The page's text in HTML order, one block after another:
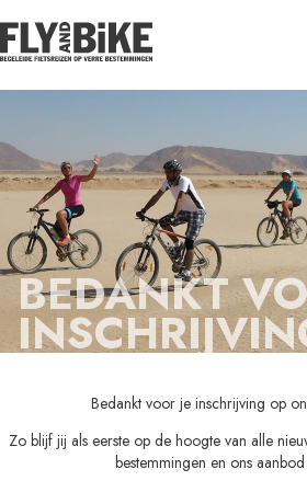
BEDANKT
Bedankt voor je inschrijving op
Zo blijf jij als eerste op de hoogte van alle
bestemmingen en ons